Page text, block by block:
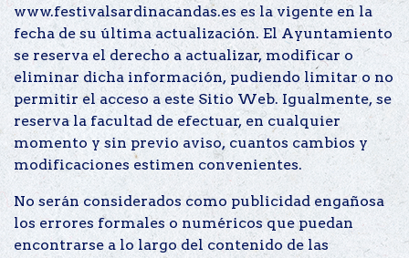
www.festivalsardinacandas.es es la vigente en la
fecha de su última actualización. El Ayuntamiento
se reserva el derecho a actualizar, modificar o
eliminar dicha información, pudiendo limitar o no
permitir el acceso a este Sitio Web. Igualmente, se
reserva la facultad de efectuar, en cualquier
momento y sin previo aviso, cuantos cambios y
modificaciones estimen convenientes.
No serán considerados como publicidad engañosa
los errores formales o numéricos que puedan
encontrarse a lo largo del contenido de las